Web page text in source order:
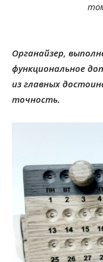
Органайзер,
функциональное
из главных
точность.